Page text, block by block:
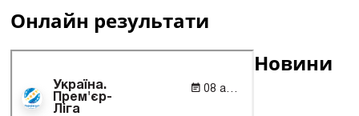
Онлайн результати
Новини